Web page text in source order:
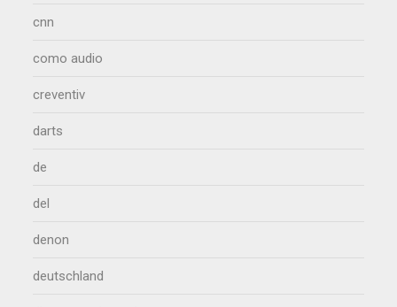
cnn
como audio
creventiv
darts
de
del
denon
deutschland